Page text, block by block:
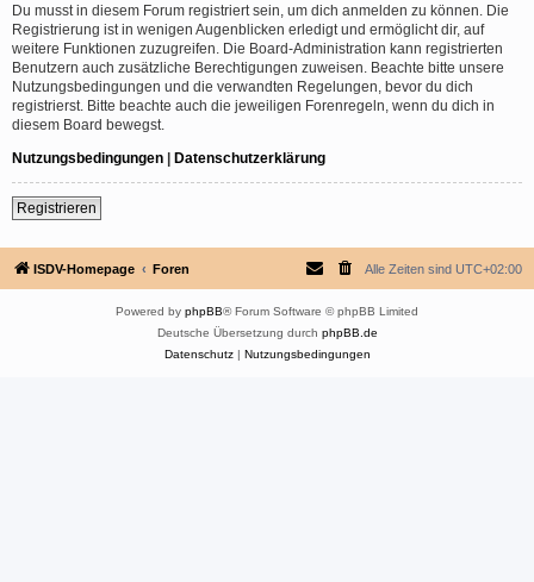
Du musst in diesem Forum registriert sein, um dich anmelden zu können. Die
Registrierung ist in wenigen Augenblicken erledigt und ermöglicht dir, auf
weitere Funktionen zuzugreifen. Die Board-Administration kann registrierten
Benutzern auch zusätzliche Berechtigungen zuweisen. Beachte bitte unsere
Nutzungsbedingungen und die verwandten Regelungen, bevor du dich
registrierst. Bitte beachte auch die jeweiligen Forenregeln, wenn du dich in
diesem Board bewegst.
Nutzungsbedingungen | Datenschutzerklärung
Registrieren
ISDV-Homepage Foren Alle Zeiten sind UTC+02:00
Powered by phpBB® Forum Software © phpBB Limited
Deutsche Übersetzung durch phpBB.de
Datenschutz| Nutzungsbedingungen